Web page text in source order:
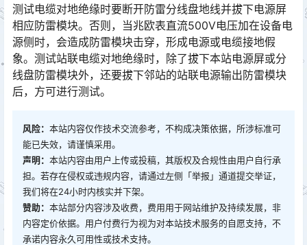
测试电缆对地绝缘时要断开防雷分线盘地线并拔下电源屏
相应防雷模块。否则，当兆欧表直流500V电压加在设备电
源侧时，会造成防雷模块击穿，形成电源或电缆接地假
象。测试站联电缆对地绝缘时，除了拔下本站电源屏或分
线盘防雷模块外，还要拔下邻站的站联电源输出防雷模块
后，方可进行测试。󠅅󠅃󠄵󠅂󠄪󠇖󠆨󠆨󠇕󠆞󠆒󠅬󠇘󠆭󠆘󠇙󠆝󠅵󠇗󠆭󠆁󠄐󠇗󠅹󠅸󠇖󠆍󠅳󠇖󠅹󠅰󠇖󠆌󠅹
风险： 本站内容仅作技术交流参考，不构成决策依据，所涉标准可
能已失效，请谨慎采用。
声明： 本站内容由用户上传或投稿，其版权及合规性由用户自行承
担。若存在侵权或违规内容，请通过左侧「举报」通道提交举证，
我们将在24小时内核实并下架。
赞助： 本站部分内容涉及收费，费用用于网站维护及持续发展，非
内容定价依据。用户付费行为视为对本站技术服务的自愿支持，不
承诺内容永久可用性或技术支持。